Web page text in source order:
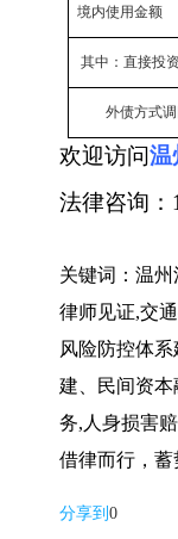
境内使用金额
其中：直接投
外债方式调
欢迎访问温
法律咨询：
关键词：温州
律师见证,交
风险防控体
建、民间资
务, 人身损害
借律而行，蓄
分享到 0